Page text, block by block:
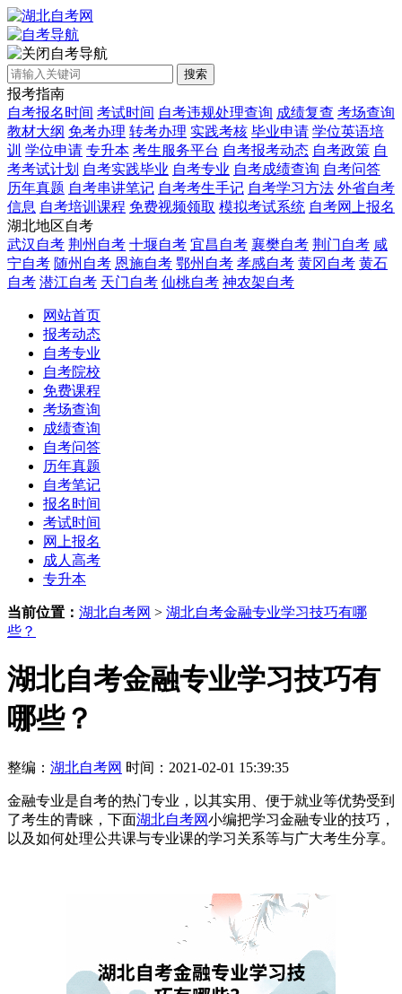
自考导航
搜索
报考指南
自考报名时间 考试时间 自考违规处理查询 成绩复查 考场查询
教材大纲 免考办理 转考办理 实践考核 毕业申请 学位英语培
训 学位申请 专升本 考生服务平台 自考报考动态 自考政策 自
考考试计划 自考实践毕业 自考专业 自考成绩查询 自考问答
历年真题 自考串讲笔记 自考考生手记 自考学习方法 外省自考
信息 自考培训课程 免费视频领取 模拟考试系统 自考网上报名
湖北地区自考
武汉自考 荆州自考 十堰自考 宜昌自考 襄樊自考 荆门自考 咸
宁自考 随州自考 恩施自考 鄂州自考 孝感自考 黄冈自考 黄石
自考 潜江自考 天门自考 仙桃自考 神农架自考
网站首页
报考动态
自考专业
自考院校
免费课程
考场查询
成绩查询
自考问答
历年真题
自考笔记
报名时间
考试时间
网上报名
成人高考
专升本
当前位置： 湖北自考网 > 湖北自考金融专业学习技巧有哪
些？
湖北自考金融专业学习技巧有
哪些？
整编： 湖北自考网 时间：2021-02-01 15:39:35
金融专业是自考的热门专业，以其实用、便于就业等优势受到
了考生的青睐，下面湖北自考网小编把学习金融专业的技巧，
以及如何处理公共课与专业课的学习关系等与广大考生分享。